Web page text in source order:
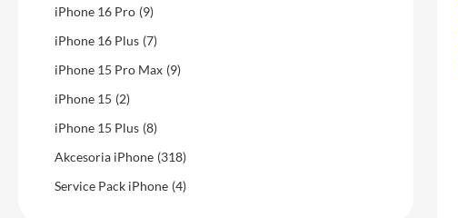
Pro
iMac
Mac
mini
iPhone 16 Pro (9)
iPhone 16 Plus (7)
iPhone 15 Pro Max (9)
iPhone 15 (2)
iPhone 15 Plus (8)
Akcesoria iPhone (318)
Service Pack iPhone (4)